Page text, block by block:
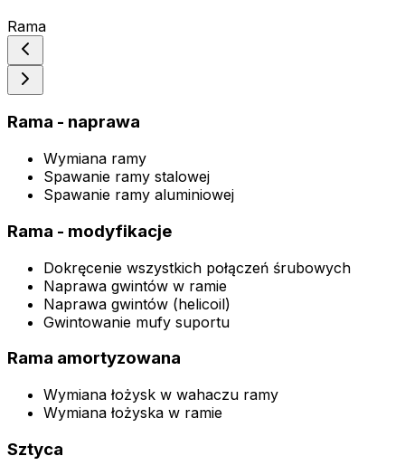
Rama
Rama - naprawa
Wymiana ramy
Spawanie ramy stalowej
Spawanie ramy aluminiowej
Rama - modyfikacje
Dokręcenie wszystkich połączeń śrubowych
Naprawa gwintów w ramie
Naprawa gwintów (helicoil)
Gwintowanie mufy suportu
Rama amortyzowana
Wymiana łożysk w wahaczu ramy
Wymiana łożyska w ramie
Sztyca